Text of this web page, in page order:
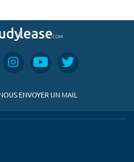
ENVOYER UN MAIL